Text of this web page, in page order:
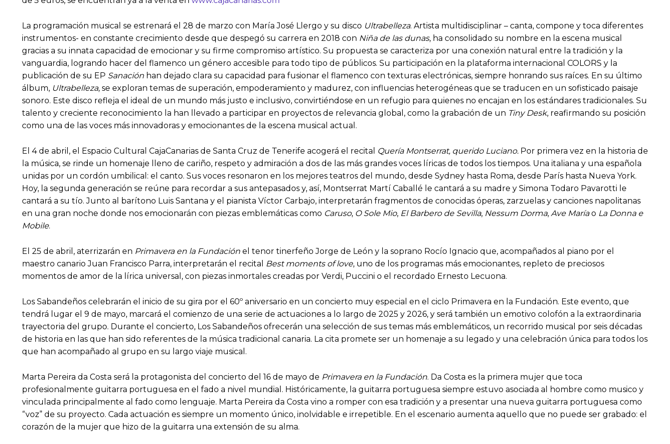
La programación musical se estrenará el 28 de marzo con María José Llergo y su disco Ultrabelleza. Artista multidisciplinar – canta, compone y toca diferentes
instrumentos- en constante crecimiento desde que despegó su carrera en 2018 con Niña de las dunas, ha consolidado su nombre en la escena musical
gracias a su innata capacidad de emocionar y su firme compromiso artístico. Su propuesta se caracteriza por una conexión natural entre la tradición y la
vanguardia, logrando hacer del flamenco un género accesible para todo tipo de públicos. Su participación en la plataforma internacional COLORS y la
publicación de su EP Sanación han dejado clara su capacidad para fusionar el flamenco con texturas electrónicas, siempre honrando sus raíces. En su último
álbum, Ultrabelleza, se exploran temas de superación, empoderamiento y madurez, con influencias heterogéneas que se traducen en un sofisticado paisaje
sonoro. Este disco refleja el ideal de un mundo más justo e inclusivo, convirtiéndose en un refugio para quienes no encajan en los estándares tradicionales. Su
talento y creciente reconocimiento la han llevado a participar en proyectos de relevancia global, como la grabación de un Tiny Desk, reafirmando su posición
como una de las voces más innovadoras y emocionantes de la escena musical actual.
El 4 de abril, el Espacio Cultural CajaCanarias de Santa Cruz de Tenerife acogerá el recital Quería Montserrat, querido Luciano. Por primera vez en la historia de
la música, se rinde un homenaje lleno de cariño, respeto y admiración a dos de las más grandes voces líricas de todos los tiempos. Una italiana y una española
unidas por un cordón umbilical: el canto. Sus voces resonaron en los mejores teatros del mundo, desde Sydney hasta Roma, desde París hasta Nueva York.
Hoy, la segunda generación se reúne para recordar a sus antepasados y, así, Montserrat Martí Caballé le cantará a su madre y Simona Todaro Pavarotti le
cantará a su tío. Junto al barítono Luis Santana y el pianista Víctor Carbajo, interpretarán fragmentos de conocidas óperas, zarzuelas y canciones napolitanas
en una gran noche donde nos emocionarán con piezas emblemáticas como Caruso, O Sole Mio, El Barbero de Sevilla, Nessum Dorma, Ave Maríao La Donna e
Mobile.
El 25 de abril, aterrizarán en Primavera en la Fundación el tenor tinerfeño Jorge de León y la soprano Rocío Ignacio que, acompañados al piano por el
maestro canario Juan Francisco Parra, interpretarán el recital
Best moments of love, uno de los programas más emocionantes, repleto de preciosos
momentos de amor de la lírica universal, con piezas inmortales creadas por Verdi, Puccini o el recordado Ernesto Lecuona.
Los Sabandeños celebrarán el inicio de su gira por el 60º aniversario en un concierto muy especial en el ciclo Primavera en la Fundación. Este evento, que
tendrá lugar el 9 de mayo, marcará el comienzo de una serie de actuaciones a lo largo de 2025 y 2026, y será también un emotivo colofón a la extraordinaria
trayectoria del grupo. Durante el concierto, Los Sabandeños ofrecerán una selección de sus temas más emblemáticos, un recorrido musical por seis décadas
de historia en las que han sido referentes de la música tradicional canaria. La cita promete ser un homenaje a su legado y una celebración única para todos los
que han acompañado al grupo en su largo viaje musical.
Marta Pereira da Costa será la protagonista del concierto del 16 de mayo de Primavera en la Fundación. Da Costa es la primera mujer que toca
profesionalmente guitarra portuguesa en el fado a nivel mundial. Históricamente, la guitarra portuguesa siempre estuvo asociada al hombre como musico y
vinculada principalmente al fado como lenguaje. Marta Pereira da Costa vino a romper con esa tradición y a presentar una nueva guitarra portuguesa como
“voz” de su proyecto. Cada actuación es siempre un momento único, inolvidable e irrepetible. En el escenario aumenta aquello que no puede ser grabado: el
corazón de la mujer que hizo de la guitarra una extensión de su alma.